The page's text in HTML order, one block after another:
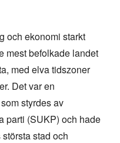
och ekonomi starkt
mest befolkade landet
med elva tidszoner
Det var en
styrdes av
parti (SUKP) och hade
stad och